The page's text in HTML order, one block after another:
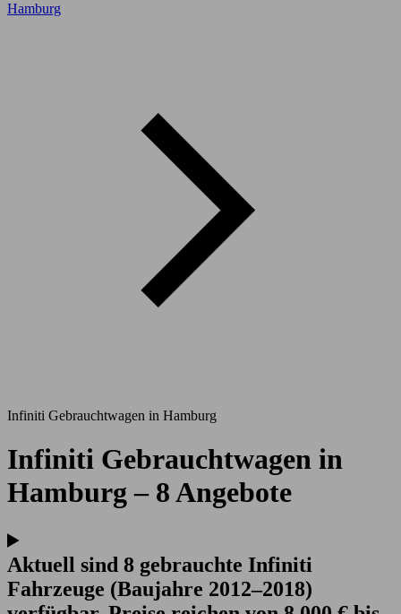
Hamburg
Infiniti Gebrauchtwagen in Hamburg
Infiniti Gebrauchtwagen in
Hamburg – 8 Angebote
Aktuell sind 8 gebrauchte Infiniti
Fahrzeuge (Baujahre 2012–2018)